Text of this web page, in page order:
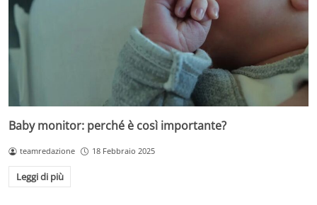
Baby monitor: perché è così importante?
teamredazione 18 Febbraio 2025
Leggi di più